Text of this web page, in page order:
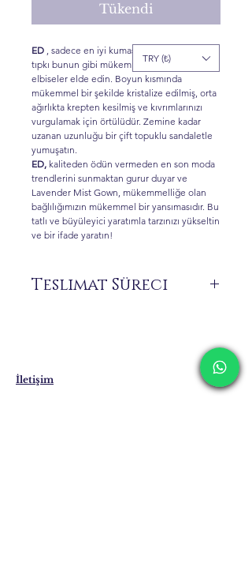
Tükendi
ED , sadece en iyi kumaşları seçin, böylece
tıpkı bunun gibi mükemmel kesilmiş
elbiseler elde edin. Boyun kısmında
mükemmel bir şekilde kristalize edilmiş, orta
ağırlıkta krepten kesilmiş ve kıvrımlarınızı
vurgulamak için örtülüdür. Zemine kadar
uzanan uzunluğu bir çift topuklu sandaletle
yumuşatın.
ED, kaliteden ödün vermeden en son moda
trendlerini sunmaktan gurur duyar ve
Lavender Mist Gown, mükemmelliğe olan
bağlılığımızın mükemmel bir yansımasıdır. Bu
tatlı ve büyüleyici yaratımla tarzınızı yükseltin
ve bir ifade yaratın!
Teslimat Süreci
Teslimat süresi 7 ile 21 iş günü arasında
değişebilmektedir. Yurt dışı teslimatlarında
bu süreler uzayabilmektedir.
TRY (₺)
İletişim